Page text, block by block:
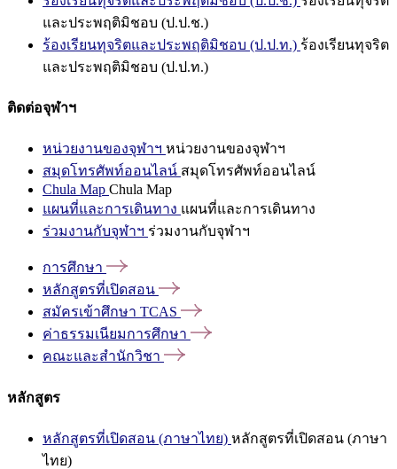
และประพฤติมิชอบ (ป.ป.ช.)
ร้องเรียนทุจริตและประพฤติมิชอบ (ป.ป.ท.) ร้องเรียนทุจริต
และประพฤติมิชอบ (ป.ป.ท.)
ติดต่อจุฬาฯ
หน่วยงานของจุฬาฯ หน่วยงานของจุฬาฯ
สมุดโทรศัพท์ออนไลน์ สมุดโทรศัพท์ออนไลน์
Chula Map Chula Map
แผนที่และการเดินทาง แผนที่และการเดินทาง
ร่วมงานกับจุฬาฯ ร่วมงานกับจุฬาฯ
การศึกษา
หลักสูตรที่เปิดสอน
สมัครเข้าศึกษา TCAS
ค่าธรรมเนียมการศึกษา
คณะและสำนักวิชา
หลักสูตร
หลักสูตรที่เปิดสอน (ภาษาไทย) หลักสูตรที่เปิดสอน (ภาษา
ไทย)